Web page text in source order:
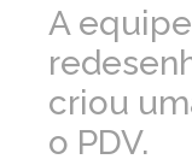
A
criou
o PDV.